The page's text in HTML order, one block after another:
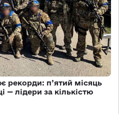
рекорди: п’ятий місяць
— лідери за кількістю